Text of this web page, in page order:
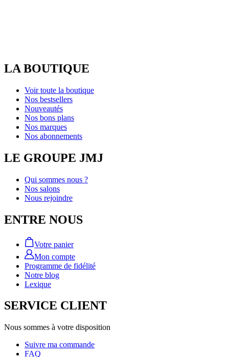
LA BOUTIQUE
Voir toute la boutique
Nos bestsellers
Nouveautés
Nos bons plans
Nos marques
Nos abonnements
LE GROUPE JMJ
Qui sommes nous ?
Nos salons
Nous rejoindre
ENTRE NOUS
Votre panier
Mon compte
Programme de fidélité
Notre blog
Lexique
SERVICE CLIENT
Nous sommes à votre disposition
Suivre ma commande
FAQ